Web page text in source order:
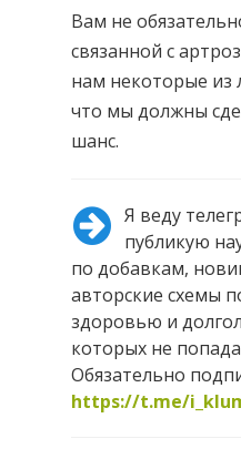
Вам не
связанной с
нам некоторые из
что мы должны
шанс.
Я веду
публикую
по добавкам,
авторские схемы
здоровью и
которых не
Обязательно
https://t.me/